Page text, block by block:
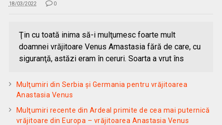
18/03/2022 0
Ţin cu toată inima să-i mulţumesc foarte mult
doamnei vrăjitoare Venus Amastasia fără de care, cu
siguranţă, astăzi eram în ceruri. Soarta a vrut îns
Mulţumiri din Serbia și Germania pentru vrăjitoarea
Anastasia Venus
Mulţumiri recente din Ardeal primite de cea mai puternică
vrăjitoare din Europa – vrăjitoarea Anastasia Venus